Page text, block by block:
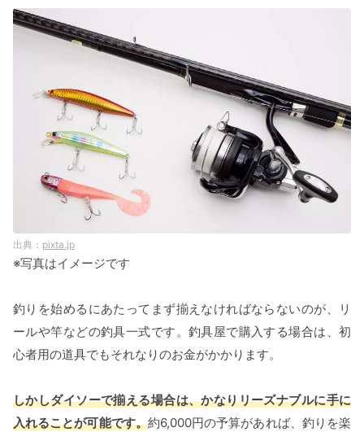
pixta.jp
※写真はイメージです
釣りを始めるにあたってまず揃えなければならないのが、リ
ールや竿などの釣具一式です。釣具屋で購入する場合は、初
心者用の道具でもそれなりのお金がかかります。
しかしダイソーで揃える場合は、かなりリーズナブルに手に
入れることが可能です。約6,000円の予算があれば、釣りを楽